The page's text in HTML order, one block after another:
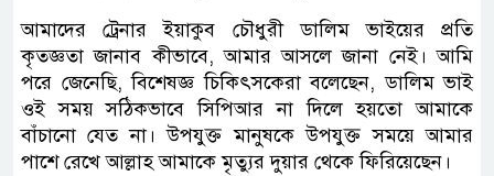
আমাদের ট্রেনার ইয়াকুব চৌধুরী ডালিম ভাইয়ের প্রতি
কৃতজ্ঞতা জানাব কীভাবে, আমার আসলে জানা নেই। আমি
পরে জেনেছি, বিশেষজ্ঞ চিকিৎসকেরা বলেছেন, ডালিম ভাই
ওই সময় সঠিকভাবে সিপিআর না দিলে হয়তো আমাকে
বাঁচানো যেত না। উপযুক্ত মানুষকে উপযুক্ত সময়ে আমার
পাশে রেখে আল্লাহ আমাকে মৃত্যুর দুয়ার থেকে ফিরিয়েছেন।